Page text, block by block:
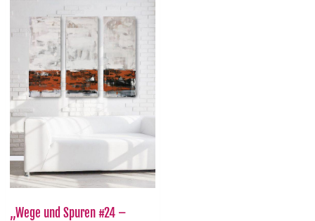
„Wege und Spuren #24 –